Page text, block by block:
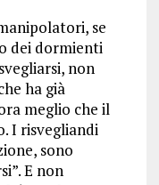
se
dei dormienti
non
ha già
meglio che il
I risvegliandi
sono
E non